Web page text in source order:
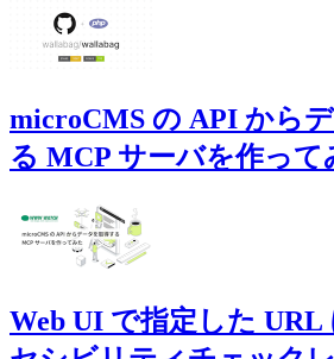
microCMS の API から
る MCP サーバを作って
Web UI で指定した URL